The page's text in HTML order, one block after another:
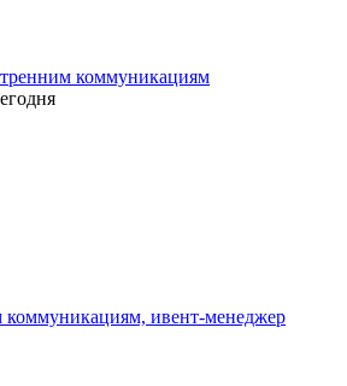
коммуникациям
коммуникациям, ивент-менеджер